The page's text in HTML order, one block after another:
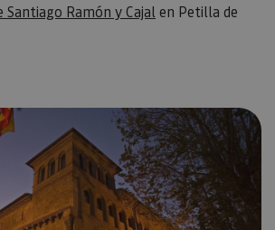
Santiago Ramón y Cajal en Petilla de